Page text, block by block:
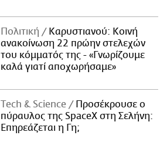
Πολιτική
Καρυστιανού: Κοινή
ανακοίνωση 22 πρώην στελεχών
του κόμματός της - «Γνωρίζουμε
καλά γιατί αποχωρήσαμε»
Τech & Science
Προσέκρουσε ο
πύραυλος της SpaceX στη Σελήνη:
Επηρεάζεται η Γη;